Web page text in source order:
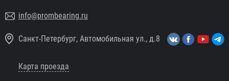
info@prombearing.ru
Санкт-Петербург, Автомобильная ул., д.8
Карта проезда